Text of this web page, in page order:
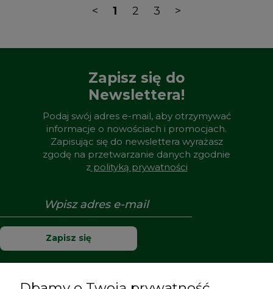
< 1 2 3 >
Zapisz się do
Newslettera!
Podaj swój adres e-mail, aby otrzymywać
informacje o nowościach i promocjach.
Zapisując się do newslettera wyrażasz
zgodę na przetwarzanie danych zgodnie
zpolityką prywatności
Zapisz się